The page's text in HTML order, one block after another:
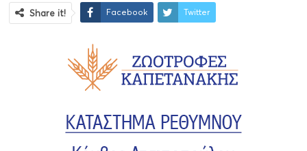
Share it! Facebook Twitter